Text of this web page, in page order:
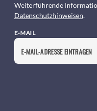
Weiterführende
Datenschutzhinweisen.
E-MAIL